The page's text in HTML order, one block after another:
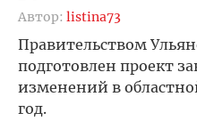
Автор: listina73
Правительством
подготовлен проект
изменений в
год.